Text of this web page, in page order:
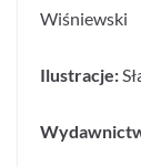
Wiśniewski
Ilustracje: